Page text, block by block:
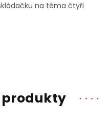
na téma čtyři
produkty